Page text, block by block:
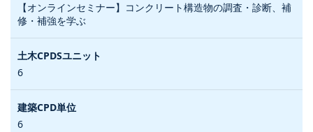
【オンラインセミナー】コンクリート構造物の調査・診断、補
修・補強を学ぶ
6
6